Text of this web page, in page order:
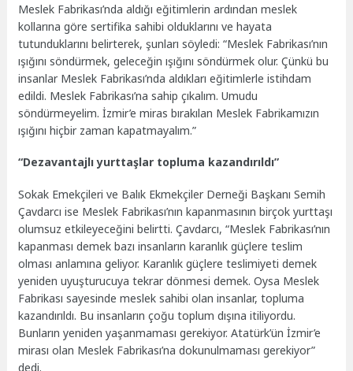
Meslek Fabrikası’nda aldığı eğitimlerin ardından meslek
kollarına göre sertifika sahibi olduklarını ve hayata
tutunduklarını belirterek, şunları söyledi: “Meslek Fabrikası’nın
ışığını söndürmek, geleceğin ışığını söndürmek olur. Çünkü bu
insanlar Meslek Fabrikası’nda aldıkları eğitimlerle istihdam
edildi. Meslek Fabrikası’na sahip çıkalım. Umudu
söndürmeyelim. İzmir’e miras bırakılan Meslek Fabrikamızın
ışığını hiçbir zaman kapatmayalım.”
“Dezavantajlı yurttaşlar topluma kazandırıldı”
Sokak Emekçileri ve Balık Ekmekçiler Derneği Başkanı Semih
Çavdarcı ise Meslek Fabrikası’nın kapanmasının birçok yurttaşı
olumsuz etkileyeceğini belirtti. Çavdarcı, “Meslek Fabrikası’nın
kapanması demek bazı insanların karanlık güçlere teslim
olması anlamına geliyor. Karanlık güçlere teslimiyeti demek
yeniden uyuşturucuya tekrar dönmesi demek. Oysa Meslek
Fabrikası sayesinde meslek sahibi olan insanlar, topluma
kazandırıldı. Bu insanların çoğu toplum dışına itiliyordu.
Bunların yeniden yaşanmaması gerekiyor. Atatürk’ün İzmir’e
mirası olan Meslek Fabrikası’na dokunulmaması gerekiyor”
dedi.